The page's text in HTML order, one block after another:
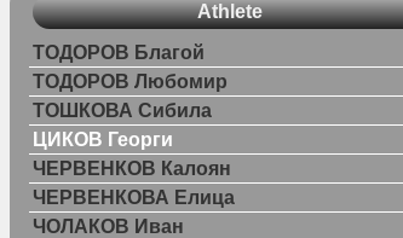
Athlete
ТОДОРОВ Благой
ТОДОРОВ Любомир
ТОШКОВА Сибила
ЦИКОВ Георги
ЧЕРВЕНКОВ Калоян
ЧЕРВЕНКОВА Елица
ЧОЛАКОВ Иван